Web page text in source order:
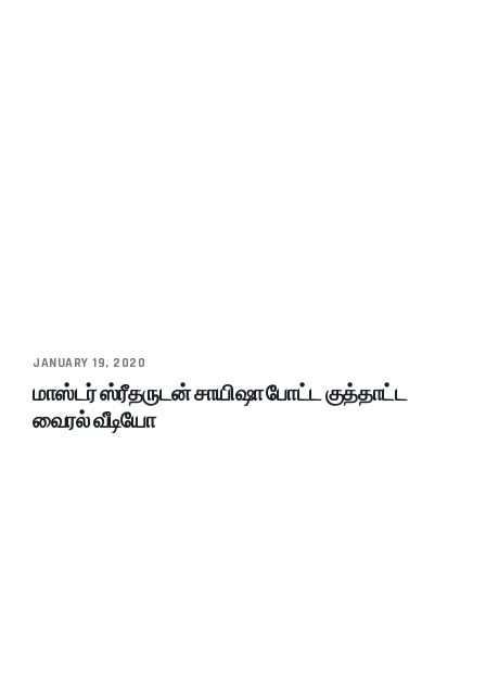
JANUARY 19, 2020
மாஸ்டர் ஸ்ரீதருடன் சாயிஷா போட்ட குத்தாட்ட
வைரல் வீடியோ